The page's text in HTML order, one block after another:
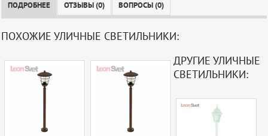
ПОДРОБНЕЕ ОТЗЫВЫ (0) ВОПРОСЫ (0)
ПОХОЖИЕ УЛИЧНЫЕ СВЕТИЛЬНИКИ:
ДРУГИЕ УЛИЧНЫЕ
СВЕТИЛЬНИКИ: